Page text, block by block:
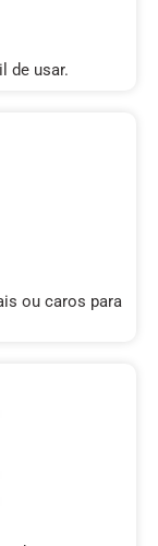
de usar.
ou caros para